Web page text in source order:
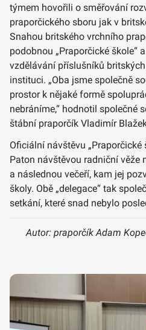
týmem hovořili o směřování
praporčického sboru jak v
Snahou britského vrchního
podobnou „Praporčické škole“
vzdělávání příslušníků
instituci. „Oba jsme společně
prostor k nějaké formě
nebráníme,“ hodnotil společné
štábní praporčík Vladimír
Oficiální návštěvu „Praporčické
Paton návštěvou radniční věže
a následnou večeří, kam jej
školy. Obě „delegace“ tak
setkání, které snad nebylo
Autor: praporčík Adam